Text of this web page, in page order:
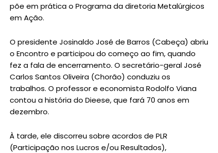
põe em prática o Programa da diretoria Metalúrgicos
em Ação.
O presidente Josinaldo José de Barros (Cabeça) abriu
o Encontro e participou do começo ao fim, quando
fez a fala de encerramento. O secretário-geral José
Carlos Santos Oliveira (Chorão) conduziu os
trabalhos. O professor e economista Rodolfo Viana
contou a história do Dieese, que fará 70 anos em
dezembro.
À tarde, ele discorreu sobre acordos de PLR
(Participação nos Lucros e/ou Resultados),